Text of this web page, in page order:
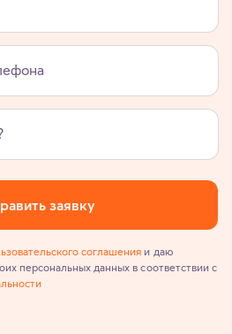
заявку
соглашения и даю
персональных данных в соответствии с